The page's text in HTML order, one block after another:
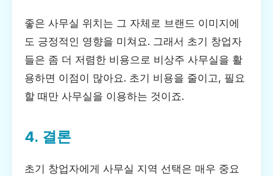
좋은 사무실 위치는 그 자체로 브랜드 이미지에
도 긍정적인 영향을 미쳐요. 그래서 초기 창업자
들은 좀 더 저렴한 비용으로 비상주 사무실을 활
용하면 이점이 많아요. 초기 비용을 줄이고, 필요
할 때만 사무실을 이용하는 것이죠.
4. 결론
초기 창업자에게 사무실 지역 선택은 매우 중요